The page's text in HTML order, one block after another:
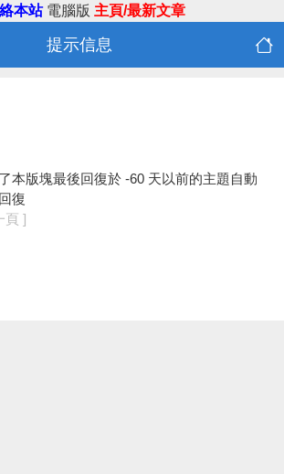
本站 電腦版 主頁/最新文章
提示信息
本版塊最後回復於 -60 天以前的主題自動
復
頁 ]